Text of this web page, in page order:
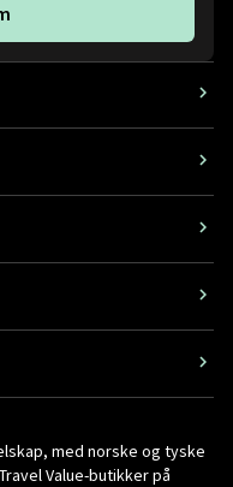
med norske og tyske
Value-butikker på